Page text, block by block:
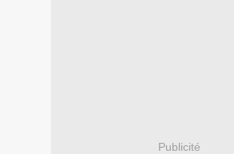
Publicité